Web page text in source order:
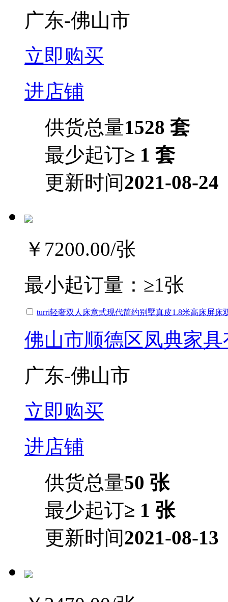
广东-佛山市
立即购买
进店铺
供货总量1528 套
最少起订≥ 1 套
更新时间2021-08-24
￥7200.00/张
最小起订量： ≥1张
turri轻奢双人床意式现代简约别墅真皮1.8米高床屏床
佛山市顺德区凤典家
广东-佛山市
立即购买
进店铺
供货总量50 张
最少起订≥ 1 张
更新时间2021-08-13